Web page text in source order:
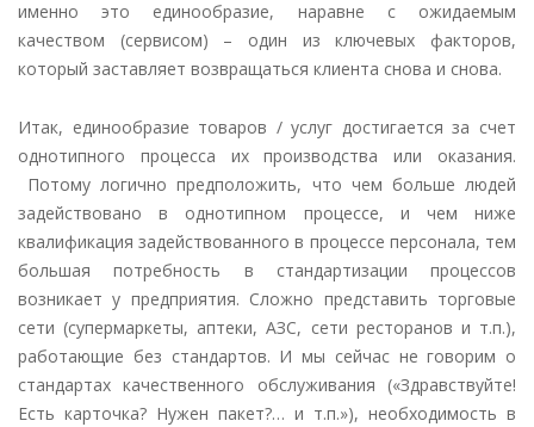
именно это единообразие, наравне с ожидаемым
качеством (сервисом) – один из ключевых факторов,
который заставляет возвращаться клиента снова и снова.
Итак, единообразие товаров / услуг достигается за счет
однотипного процесса их производства или оказания.
Потому логично предположить, что чем больше людей
задействовано в однотипном процессе, и чем ниже
квалификация задействованного в процессе персонала, тем
большая потребность в стандартизации процессов
возникает у предприятия. Сложно представить торговые
сети (супермаркеты, аптеки, АЗС, сети ресторанов и т.п.),
работающие без стандартов. И мы сейчас не говорим о
стандартах качественного обслуживания («Здравствуйте!
Есть карточка? Нужен пакет?… и т.п.»), необходимость в